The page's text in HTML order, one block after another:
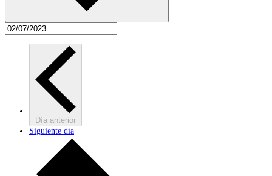
Día anterior
Siguiente día